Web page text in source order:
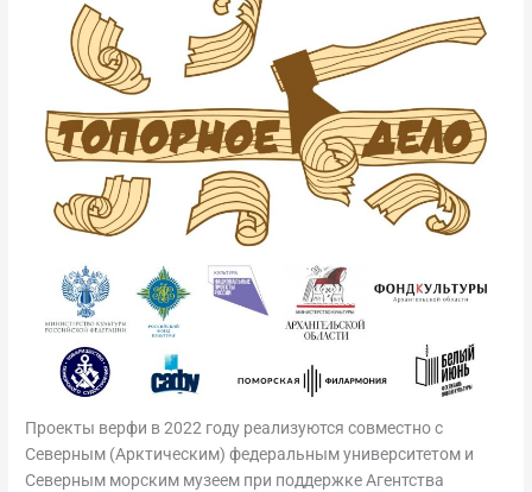
Проекты верфи в 2022 году реализуются совместно с
Северным (Арктическим) федеральным университетом и
Северным морским музеем при поддержке Агентства